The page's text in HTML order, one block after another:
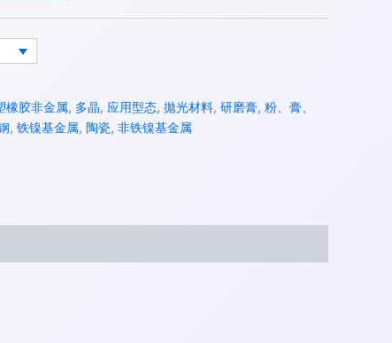
橡胶非金属, 多晶, 应用型态, 拋光材料, 研磨膏, 粉、膏、
, 铁镍基金属, 陶瓷, 非铁镍基金属